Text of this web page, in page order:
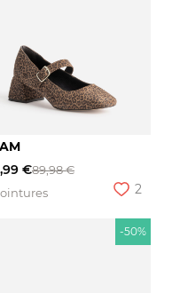
€89,98 €
2
-50%